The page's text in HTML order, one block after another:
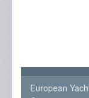
European